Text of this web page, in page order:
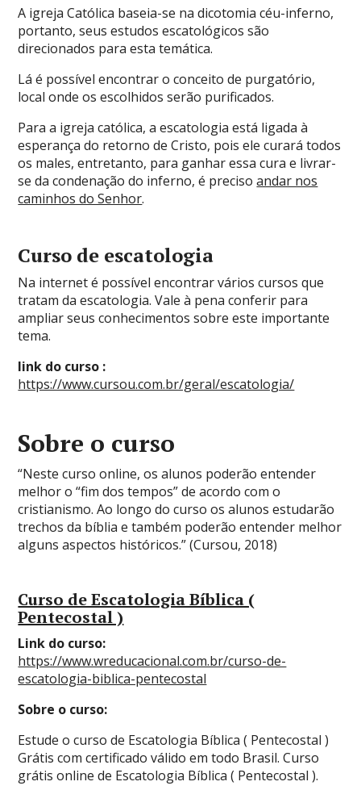
A igreja Católica baseia-se na dicotomia céu-inferno,
portanto, seus estudos escatológicos são
direcionados para esta temática.
Lá é possível encontrar o conceito de purgatório,
local onde os escolhidos serão purificados.
Para a igreja católica, a escatologia está ligada à
esperança do retorno de Cristo, pois ele curará todos
os males, entretanto, para ganhar essa cura e livrar-
se da condenação do inferno, é precisoandar nos
caminhos do Senhor.
Curso de escatologia
Na internet é possível encontrar vários cursos que
tratam da escatologia. Vale à pena conferir para
ampliar seus conhecimentos sobre este importante
tema.
link do curso :
https://www.cursou.com.br/geral/escatologia/
Sobre o curso
“Neste curso online, os alunos poderão entender
melhor o “fim dos tempos” de acordo com o
cristianismo. Ao longo do curso os alunos estudarão
trechos da bíblia e também poderão entender melhor
alguns aspectos históricos.” (Cursou, 2018)
Curso de Escatologia Bíblica (
Pentecostal )
Link do curso:
https://www.wreducacional.com.br/curso-de-
escatologia-biblica-pentecostal
Sobre o curso:
Estude o curso de Escatologia Bíblica ( Pentecostal )
Grátis com certificado válido em todo Brasil. Curso
grátis online de Escatologia Bíblica ( Pentecostal ).